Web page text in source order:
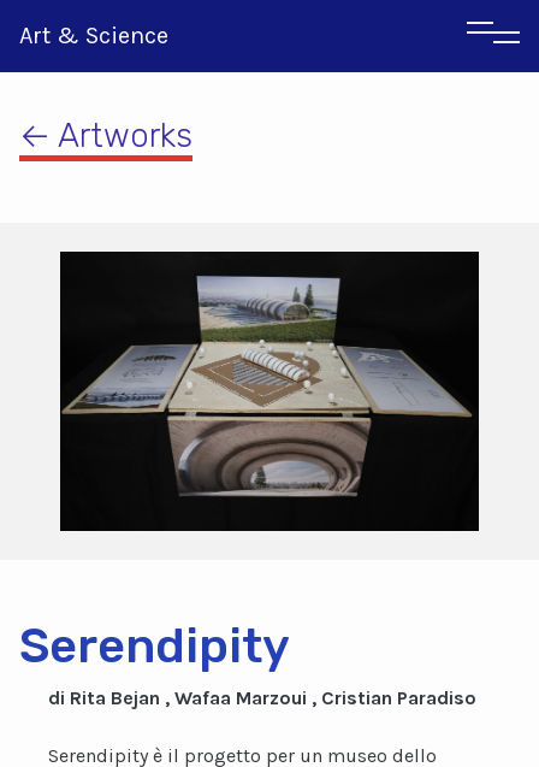
Art & Science
Ιταλικα
← Artworks
Serendipity
di Rita Bejan , Wafaa Marzoui , Cristian Paradiso
Serendipity è il progetto per un museo dello